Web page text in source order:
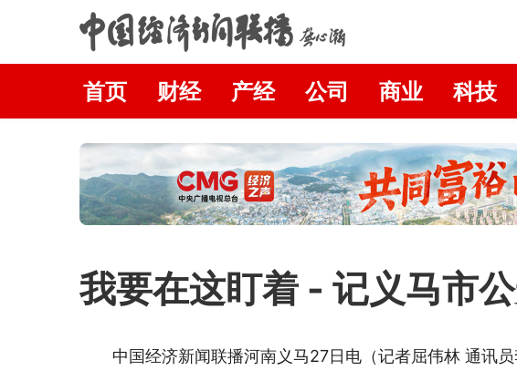
首页 财经 产经 公司 商业 科技
我要在这盯着 - 记义马市
中国经济新闻联播河南义马27日电（记者屈伟林 通讯